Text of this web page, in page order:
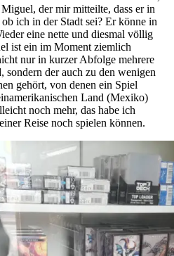
der mir mitteilte, dass er in
ich in der Stadt sei? Er könne in
eine nette und diesmal völlig
ist ein im Moment ziemlich
nur in kurzer Abfolge mehrere
sondern der auch zu den wenigen
gehört, von denen ein Spiel
Land (Mexiko)
noch mehr, das habe ich
Reise noch spielen können.